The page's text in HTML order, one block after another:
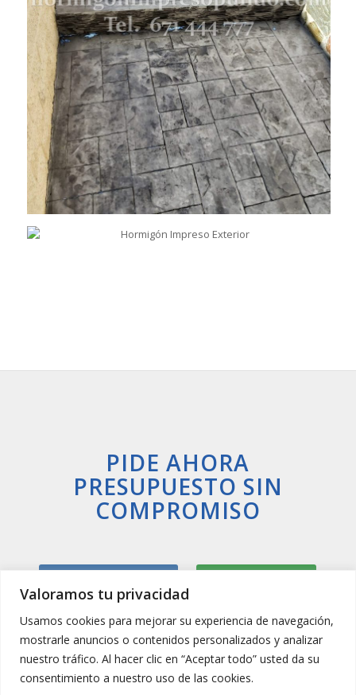
Valoramos tu privacidad
Usamos cookies para mejorar su experiencia de navegación,
mostrarle anuncios o contenidos personalizados y analizar
nuestro tráfico. Al hacer clic en “Aceptar todo” usted da su
consentimiento a nuestro uso de las cookies.
PIDE AHORA
PRESUPUESTO SIN
COMPROMISO